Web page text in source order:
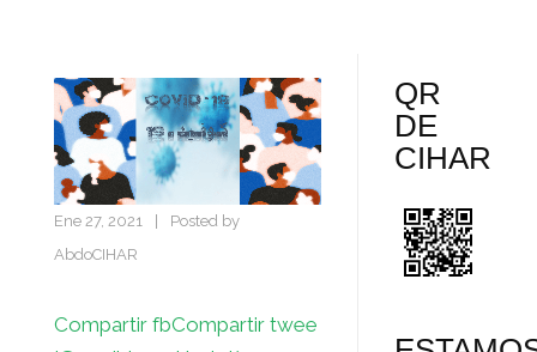
Ene 27, 2021 |
Posted by
AbdoCIHAR
Compartir fbCompartir twee
QR
DE
CIHAR